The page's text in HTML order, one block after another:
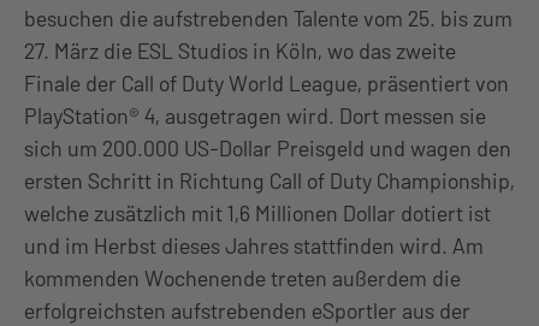
besuchen die aufstrebenden Talente vom 25. bis zum
27. März die ESL Studios in Köln, wo das zweite
Finale der Call of Duty World League, präsentiert von
PlayStation® 4, ausgetragen wird. Dort messen sie
sich um 200.000 US-Dollar Preisgeld und wagen den
ersten Schritt in Richtung Call of Duty Championship,
welche zusätzlich mit 1,6 Millionen Dollar dotiert ist
und im Herbst dieses Jahres stattfinden wird. Am
kommenden Wochenende treten außerdem die
erfolgreichsten aufstrebenden eSportler aus der